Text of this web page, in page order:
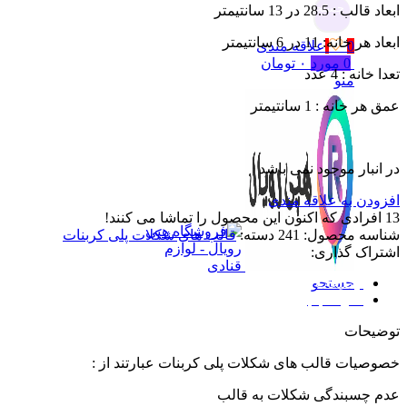
جستجو
0
علاقه مندی
0 مورد ۰ تومان
منو
جستجو
ابعاد قالب : 28.5 در 13 سانتیمتر
ابعاد هر خانه: 11 در 6 سانتیمتر
تعدا خانه : 4 عدد
عمق هر خانه : 1 سانتیمتر
در انبار موجود نمی باشد
افزودن به علاقه مندی
13 افرادی که اکنون این محصول را تماشا می کنند!
شناسه محصول: 241 دسته: قالب های شکلات پلی کربنات
اشتراک گذاری:
توضیحات
توضیحات
خصوصیات قالب های شکلات پلی کربنات عبارتند از :
عدم چسبندگی شکلات به قالب